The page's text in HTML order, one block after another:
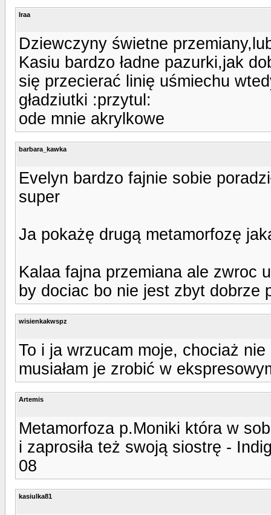
Iraa
Dziewczyny świetne
Kasiu bardzo ładne pazurki,jak
się przecierać linię uśmiechu
gładziutki :przytul:
ode mnie akrylkowe
barbara_kawka
Evelyn bardzo fajnie sobie
super
Ja pokażę drugą metamorfozę
Kalaa fajna przemiana ale zwroc
by dociac bo nie jest zbyt dobrze
wisienkakwspz
To i ja wrzucam moje, chociaż
musiałam je zrobić w
Artemis
Metamorfoza p.Moniki która w
i zaprosiła też swoją siostrę -
08
kasiulka81